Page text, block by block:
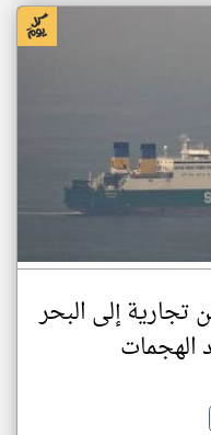
تجارية إلى البحر
الهجمات